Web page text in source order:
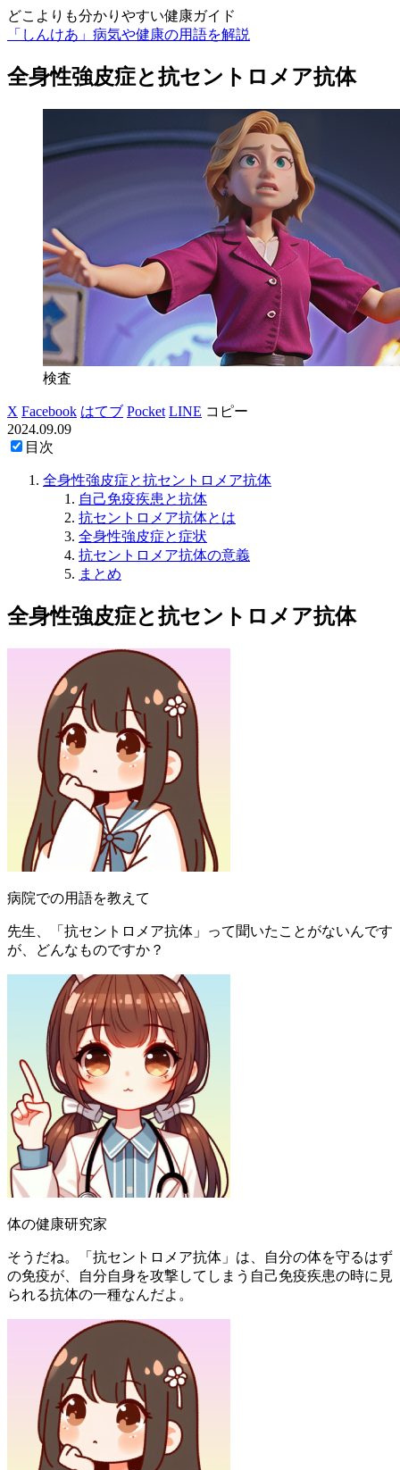
どこよりも分かりやすい健康ガイド
「しんけあ」病気や健康の用語を解説
全身性強皮症と抗セントロメア抗体
検査
X Facebook はてブ Pocket LINE コピー
2024.09.09
目次
全身性強皮症と抗セントロメア抗体
自己免疫疾患と抗体
抗セントロメア抗体とは
全身性強皮症と症状
抗セントロメア抗体の意義
まとめ
全身性強皮症と抗セントロメア抗体
病院での用語を教えて
先生、「抗セントロメア抗体」って聞いたことがないんです
が、どんなものですか？
体の健康研究家
そうだね。「抗セントロメア抗体」は、自分の体を守るはず
の免疫が、自分自身を攻撃してしまう自己免疫疾患の時に見
られる抗体の一種なんだよ。